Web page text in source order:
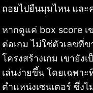
ถอยไปยืนมุมไหน และ
หากดูแค่ box score เ
ต่อเกม ไม่ใช่ตัวเลขที่
โครงสร้างเกม เขายั
เล่นง่ายขึ้น โดยเฉพา
ตำแหน่งเซนเตอร์ ซึ่ง